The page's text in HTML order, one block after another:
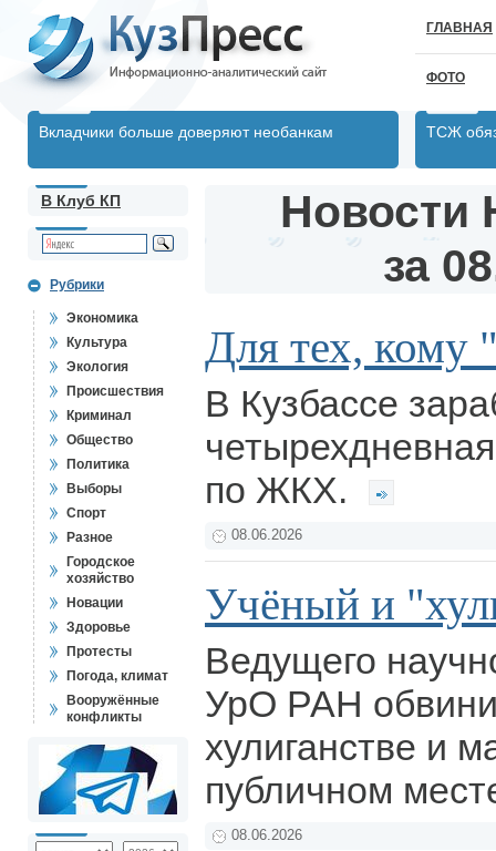
ГЛАВНАЯ
ФОТО
Вкладчики больше доверяют необанкам ТСЖ
В Клуб КП
Рубрики
Экономика
Культура
Экология
Происшествия
Криминал
Общество
Политика
Выборы
Спорт
Разное
Городское
хозяйство
Новации
Здоровье
Протесты
Погода, климат
Вооружённые
конфликты
Новости
за
Для тех, кому
В Кузбассе
по ЖКХ.
08.06.2026
Учёный и
Ведущего
УрО РАН
хулиганстве и
публичном
08.06.2026